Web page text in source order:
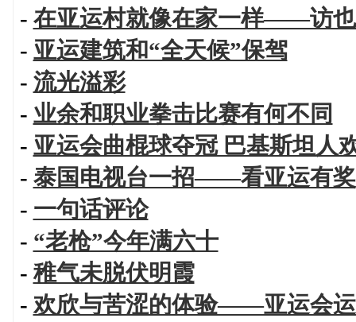
- 在亚运村就像在家一样——访
- 亚运建筑和“全天候”保驾
- 流光溢彩
- 业余和职业拳击比赛有何不同
- 亚运会曲棍球夺冠 巴基斯坦人
- 泰国电视台一招——看亚运有奖
- 一句话评论
- “老枪”今年满六十
- 稚气未脱伏明霞
- 欢欣与苦涩的体验——亚运会